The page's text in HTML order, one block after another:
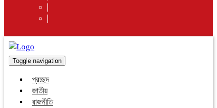
Toggle navigation
প্রচ্ছদ
জাতীয়
রাজনীতি